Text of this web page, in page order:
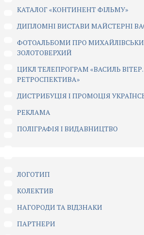
КАТАЛОГ «КОНТИНЕНТ ФІЛЬМУ»
ДИПЛОМНІ ВИСТАВИ МАЙСТЕРНІ
ФОТОАЛЬБОМИ ПРО
ЗОЛОТОВЕРХИЙ
ЦИКЛ ТЕЛЕПРОГРАМ «ВАСИЛЬ ВІТЕР.
РЕТРОСПЕКТИВА»
ДИСТРИБУЦІЯ І ПРОМОЦІЯ
РЕКЛАМА
ПОЛІГРАФІЯ І ВИДАВНИЦТВО
ЛОГОТИП
КОЛЕКТИВ
НАГОРОДИ ТА ВІДЗНАКИ
ПАРТНЕРИ